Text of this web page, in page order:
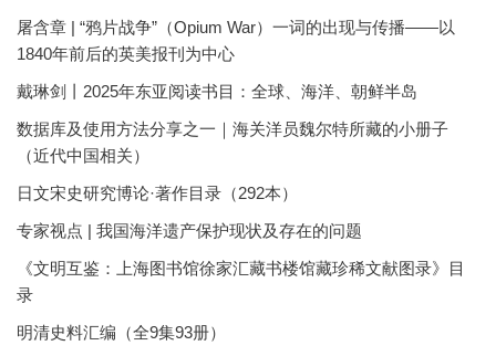
屠含章 | “鸦片战争”（Opium War）一词的出现与传播——以
1840年前后的英美报刊为中心
戴琳剑丨2025年东亚阅读书目：全球、海洋、朝鲜半岛
数据库及使用方法分享之一｜海关洋员魏尔特所藏的小册子
（近代中国相关）
日文宋史研究博论·著作目录（292本）
专家视点 | 我国海洋遗产保护现状及存在的问题
《文明互鉴：上海图书馆徐家汇藏书楼馆藏珍稀文献图录》目
录
明清史料汇编（全9集93册）